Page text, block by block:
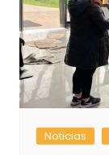
Noticias